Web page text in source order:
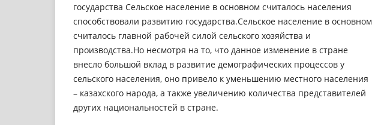
государства Сельское население в основном считалось населения
способствовали развитию государства.Сельское население в основном
считалось главной рабочей силой сельского хозяйства и
производства.Но несмотря на то, что данное изменение в стране
внесло большой вклад в развитие демографических процессов у
сельского населения, оно привело к уменьшению местного населения
– казахского народа, а также увеличению количества представителей
других национальностей в стране.